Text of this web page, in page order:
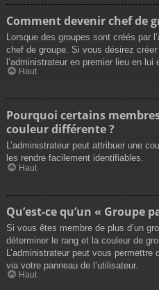
Comment devenir chef de
Lorsque des groupes sont créés par
chef de groupe. Si vous désirez
l’administrateur en premier lieu en
Haut
Pourquoi certains
couleur différente ?
L’administrateur peut attribuer une
les rendre facilement identifiables.
Haut
Qu’est-ce qu’un « Groupe
Si vous êtes membre de plus d’un
déterminer le rang et la couleur de
L’administrateur peut vous
via votre panneau de l’utilisateur.
Haut